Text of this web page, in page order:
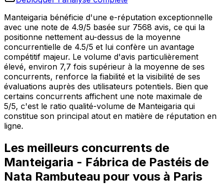
Manteigaria bénéficie d'une e-réputation exceptionnelle
avec une note de 4.9/5 basée sur 7568 avis, ce qui la
positionne nettement au-dessus de la moyenne
concurrentielle de 4.5/5 et lui confère un avantage
compétitif majeur. Le volume d'avis particulièrement
élevé, environ 7,7 fois supérieur à la moyenne de ses
concurrents, renforce la fiabilité et la visibilité de ses
évaluations auprès des utilisateurs potentiels. Bien que
certains concurrents affichent une note maximale de
5/5, c'est le ratio qualité-volume de Manteigaria qui
constitue son principal atout en matière de réputation en
ligne.
Les meilleurs concurrents de
Manteigaria - Fábrica de Pastéis de
Nata Rambuteau pour vous à Paris